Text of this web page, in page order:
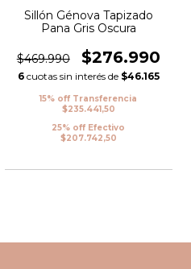
Sillón Génova Tapizado
Pana Gris Oscura
$469.990 $276.990
6 cuotas sin interés de $46.165
15% off Transferencia
$235.441,50
25% off Efectivo
$207.742,50